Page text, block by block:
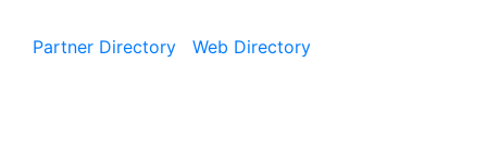
Partner Directory Web Directory